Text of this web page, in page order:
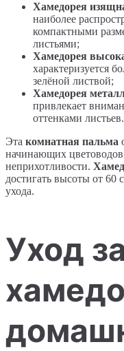
Хамедорея
наиболее
компактными
листьями;
Хамедорея
характеризуется
зелёной листвой;
Хамедорея
привлекает
оттенками листьев.
Эта комнатная пальма
начинающих цветоводов
неприхотливости.
достигать высоты от 60
ухода.
Уход за